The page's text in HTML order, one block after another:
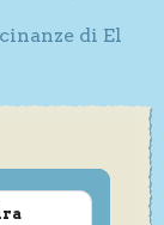
di El